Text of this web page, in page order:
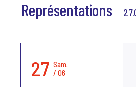
Représentations
Sam.
27 / 06